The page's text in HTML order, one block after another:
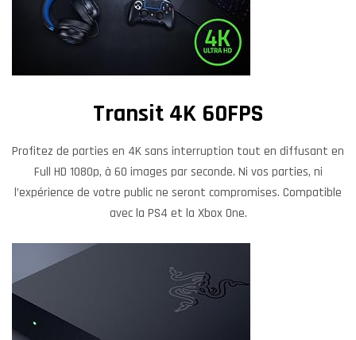
Transit 4K 60FPS
Profitez de parties en 4K sans interruption tout en diffusant en
Full HD 1080p, à 60 images par seconde. Ni vos parties, ni
l’expérience de votre public ne seront compromises. Compatible
avec la PS4 et la Xbox One.